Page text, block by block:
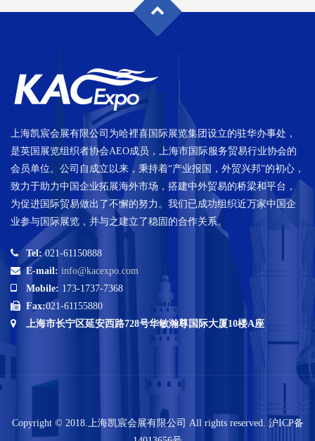
上海凯宸会展有限公司为哈裡喜国际展览集团设立的驻华办事处，
是英国展览组织者协会AEO成员，上海市国际服务贸易行业协会的
会员单位。公司自成立以来，秉持着“产业报国，外贸兴邦”的初心，
致力于助力中国企业拓展海外市场，搭建中外贸易的桥梁和平台，
为促进国际贸易做出了不懈的努力。我们已成功组织近万家中国企
业参与国际展览，并与之建立了稳固的合作关系。
Tel:021-61150888
E-mail: info@kacexpo.com
Mobile: 173-1737-7368
Fax:021-61155880
上海市长宁区延安西路728号华敏瀚尊国际大厦10楼A座
Copyright © 2018.上海凯宸会展有限公司 All rights reserved.沪ICP备